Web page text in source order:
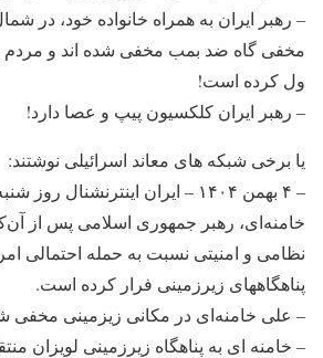
– رهبر ایران به همراه خانواده خود، در
مخفی گاه ضد بمب مخفی شده اند و مردم بی
ول کرده است!
– رهبر ایران کلکسیون پیپ و عصا دارد!
یا برخی شبکه های معاند اسرائیلی نوشتند:
– ۴ بهمن ۱۴۰۴ – ایران
خامنه‌ای، رهبر جمهوری اسلامی پس از
نظامی و امنیتی نسبت به حمله احتمالی
پناهگاههای زیرزمینی فرار کرده است.
– علی خامنه‌ای در مکانی زیزمینی
– خامنه ای به پناهگاه زیرزمینی لویزان